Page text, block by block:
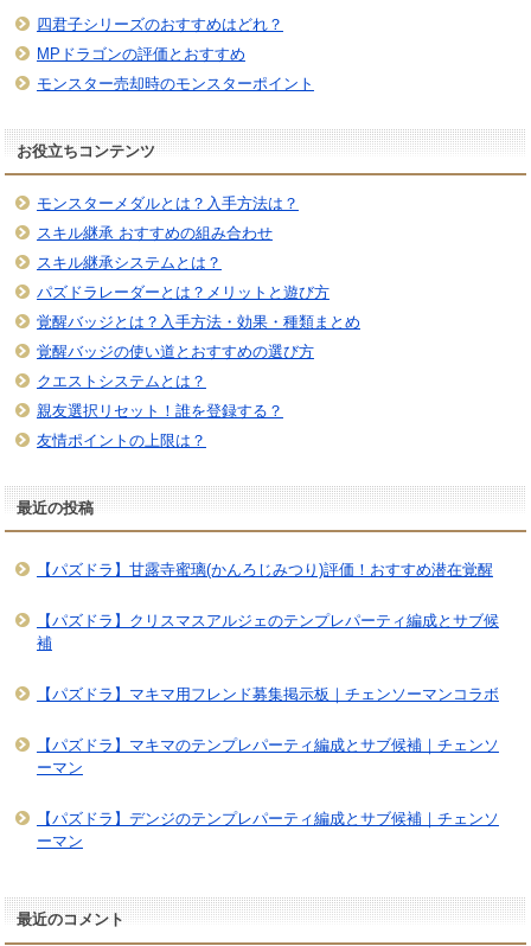
四君子シリーズのおすすめはどれ？
MPドラゴンの評価とおすすめ
モンスター売却時のモンスターポイント
お役立ちコンテンツ
モンスターメダルとは？入手方法は？
スキル継承 おすすめの組み合わせ
スキル継承システムとは？
パズドラレーダーとは？メリットと遊び方
覚醒バッジとは？入手方法・効果・種類まとめ
覚醒バッジの使い道とおすすめの選び方
クエストシステムとは？
親友選択リセット！誰を登録する？
友情ポイントの上限は？
最近の投稿
【パズドラ】甘露寺蜜璃(かんろじみつり)評価！おすすめ潜在覚醒
【パズドラ】クリスマスアルジェのテンプレパーティ編成とサブ候
補
【パズドラ】マキマ用フレンド募集掲示板｜チェンソーマンコラボ
【パズドラ】マキマのテンプレパーティ編成とサブ候補｜チェンソ
ーマン
【パズドラ】デンジのテンプレパーティ編成とサブ候補｜チェンソ
ーマン
最近のコメント